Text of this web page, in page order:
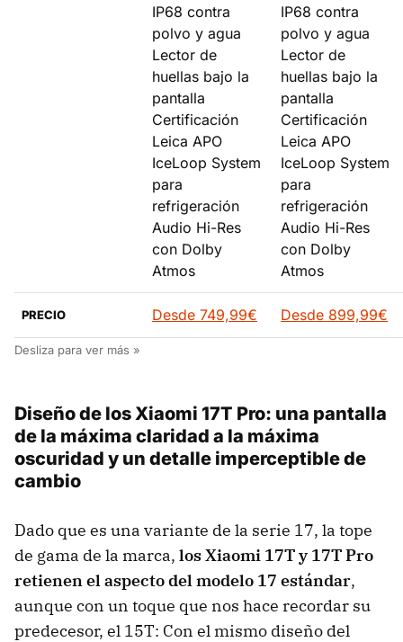
IP68 contra
polvo y agua
Lector de
huellas bajo la
pantalla
Certificación
Leica APO
IceLoop System
para
refrigeración
Audio Hi-Res
con Dolby
Atmos
IP68 contra
polvo y agua
Lector de
huellas bajo la
pantalla
Certificación
Leica APO
IceLoop System
para
refrigeración
Audio Hi-Res
con Dolby
Atmos
PRECIO Desde 749,99€ Desde 899,99€
Diseño de los Xiaomi 17T Pro: una pantalla
de la máxima claridad a la máxima
oscuridad y un detalle imperceptible de
cambio
Dado que es una variante de la serie 17, la tope
de gama de la marca, los Xiaomi 17T y 17T Pro
retienen el aspecto del modelo 17 estándar,
aunque con un toque que nos hace recordar su
predecesor, el 15T: Con el mismo diseño del